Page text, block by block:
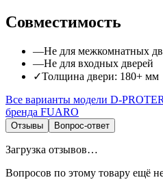
Совместимость
—Не для межкомнатных
—Не для входных дверей
✓Толщина двери: 180+ мм
Все варианты модели D-
бренда FUARO
Отзывы Вопрос-ответ
Загрузка отзывов…
Вопросов по этому товару ещё